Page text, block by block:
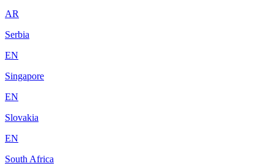
AR
Serbia
EN
Singapore
EN
Slovakia
EN
South Africa